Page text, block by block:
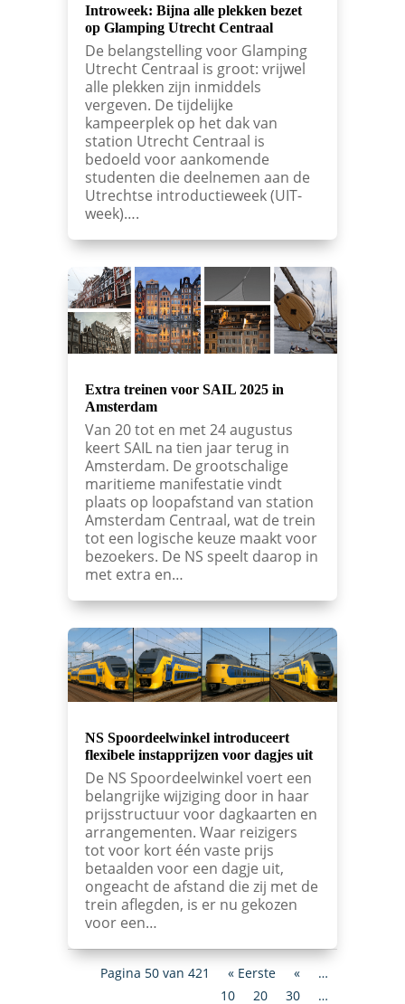
Introweek: Bijna alle plekken bezet
op Glamping Utrecht Centraal
De belangstelling voor Glamping
Utrecht Centraal is groot: vrijwel
alle plekken zijn inmiddels
vergeven. De tijdelijke
kampeerplek op het dak van
station Utrecht Centraal is
bedoeld voor aankomende
studenten die deelnemen aan de
Utrechtse introductieweek (UIT-
week)….
Extra treinen voor SAIL 2025 in
Amsterdam
Van 20 tot en met 24 augustus
keert SAIL na tien jaar terug in
Amsterdam. De grootschalige
maritieme manifestatie vindt
plaats op loopafstand van station
Amsterdam Centraal, wat de trein
tot een logische keuze maakt voor
bezoekers. De NS speelt daarop in
met extra en…
NS Spoordeelwinkel introduceert
flexibele instapprijzen voor dagjes uit
De NS Spoordeelwinkel voert een
belangrijke wijziging door in haar
prijsstructuur voor dagkaarten en
arrangementen. Waar reizigers
tot voor kort één vaste prijs
betaalden voor een dagje uit,
ongeacht de afstand die zij met de
trein aflegden, is er nu gekozen
voor een…
Pagina 50 van 421 « Eerste «
…
10
20 30 …